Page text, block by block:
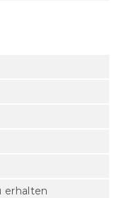
erhalten